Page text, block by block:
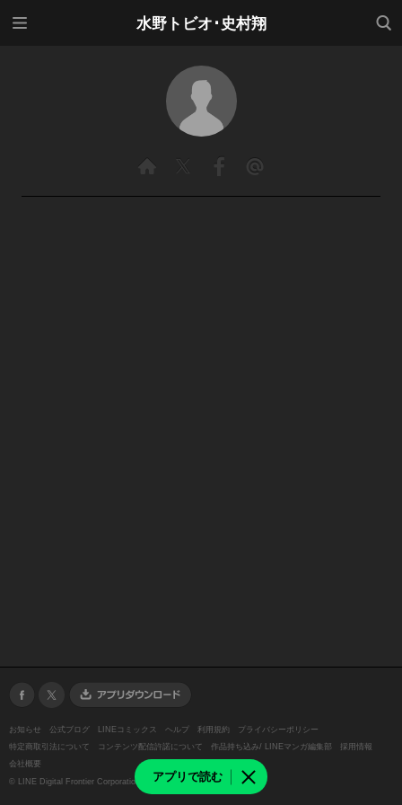
水野トビオ･史村翔
検索
アプリで読む
お知らせ 公式ブログ LINEコミックス ヘルプ 利用規約
プライバシーポリシー
特定商取引法について
コンテンツ配信許諾について 作品持ち込み/ LINEマンガ編集部
採用情報
会社概要
© LINE Digital Frontier Corporation